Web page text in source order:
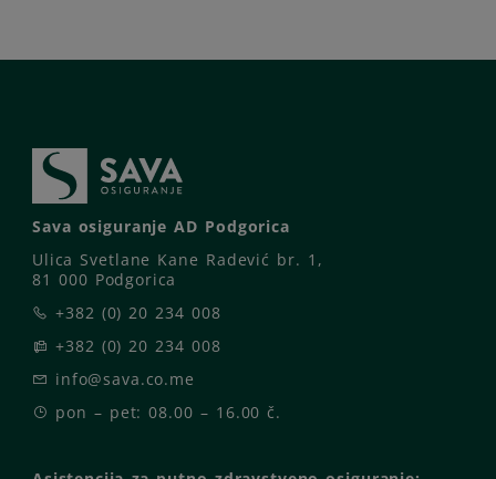
Sava osiguranje AD Podgorica
Ulica Svetlane Kane Radević br. 1,
81 000 Podgorica
+382 (0) 20 234 008
+382 (0) 20 234 008
info@sava.co.me
pon – pet: 08.00 – 16.00 č.